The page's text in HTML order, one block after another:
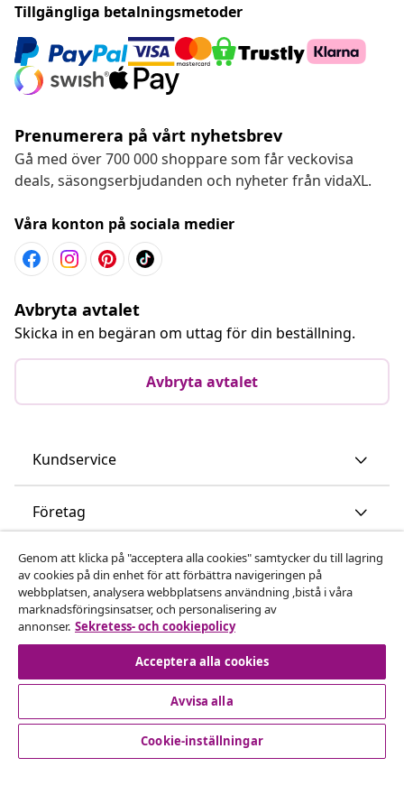
Tillgängliga betalningsmetoder
Prenumerera på vårt nyhetsbrev
Gå med över 700 000 shoppare som får veckovisa
deals, säsongserbjudanden och nyheter från vidaXL.
Våra konton på sociala medier
Avbryta avtalet
Skicka in en begäran om uttag för din beställning.
Avbryta avtalet
Kundservice
Företag
vidaXL
Upptäck mer
© 2008-2026 vidaXL www.vidaxl.se är en webbshop från
Genom att klicka på "acceptera alla cookies" samtycker du till lagring
av cookies på din enhet för att förbättra navigeringen på
webbplatsen, analysera webbplatsens användning ,bistå i våra
marknadsföringsinsatser, och personalisering av
annonser. Sekretess- och cookiepolicy
Acceptera alla cookies
Avvisa alla
Cookie-inställningar